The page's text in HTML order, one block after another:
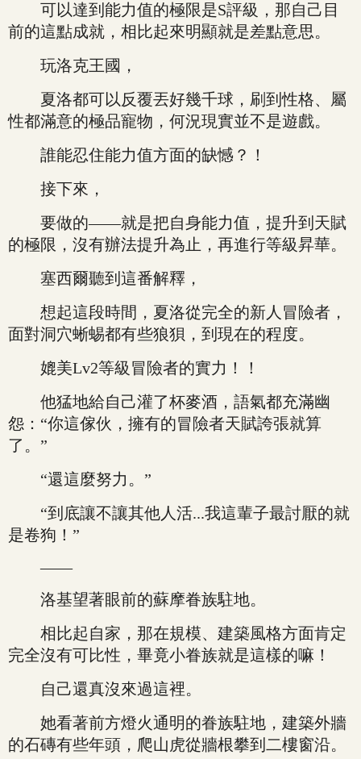
可以達到能力值的極限是S評級，那自己目
前的這點成就，相比起來明顯就是差點意思。
玩洛克王國，
夏洛都可以反覆丟好幾千球，刷到性格、屬
性都滿意的極品寵物，何況現實並不是遊戲。
誰能忍住能力值方面的缺憾？！
接下來，
要做的——就是把自身能力值，提升到天賦
的極限，沒有辦法提升為止，再進行等級昇華。
塞西爾聽到這番解釋，
想起這段時間，夏洛從完全的新人冒險者，
面對洞穴蜥蜴都有些狼狽，到現在的程度。
媲美Lv2等級冒險者的實力！！
他猛地給自己灌了杯麥酒，語氣都充滿幽
怨：“你這傢伙，擁有的冒險者天賦誇張就算
了。”
“還這麼努力。”
“到底讓不讓其他人活...我這輩子最討厭的就
是卷狗！”
——
洛基望著眼前的蘇摩眷族駐地。
相比起自家，那在規模、建築風格方面肯定
完全沒有可比性，畢竟小眷族就是這樣的嘛！
自己還真沒來過這裡。
她看著前方燈火通明的眷族駐地，建築外牆
的石磚有些年頭，爬山虎從牆根攀到二樓窗沿。